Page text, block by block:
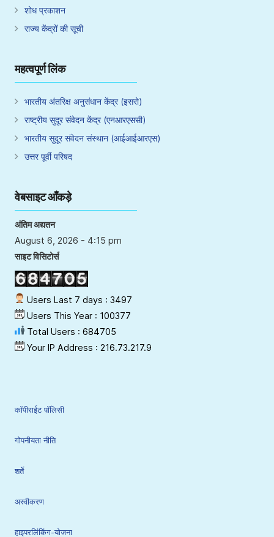
शोध प्रकाशन
राज्य केंद्रों की सूची
महत्वपूर्ण लिंक
भारतीय अंतरिक्ष अनुसंधान केंद्र (इसरो)
राष्ट्रीय सुदूर संवेदन केंद्र (एनआरएससी)
भारतीय सुदूर संवेदन संस्थान (आईआईआरएस)
उत्तर पूर्वी परिषद
वेबसाइट आँकड़े
अंतिम अद्यतन
August 6, 2026 - 4:15 pm
साइट विसिटोर्स
Users Last 7 days : 3497
Users This Year : 100377
Total Users : 684705
Your IP Address : 216.73.217.9
कॉपीराईट पॉलिसी
गोपनीयता नीति
शर्ते
अस्वीकरण
हाइपरलिंकिंग-योजना